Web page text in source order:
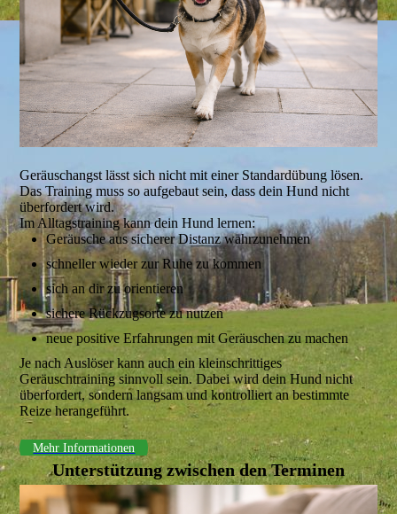
Geräuschangst lässt sich nicht mit einer Standardübung lösen.
Das Training muss so aufgebaut sein, dass dein Hund nicht
überfordert wird.
Im Alltagstraining kann dein Hund lernen:
Geräusche aus sicherer Distanz wahrzunehmen
schneller wieder zur Ruhe zu kommen
sich an dir zu orientieren
sichere Rückzugsorte zu nutzen
neue positive Erfahrungen mit Geräuschen zu machen
Je nach Auslöser kann auch ein kleinschrittiges
Geräuschtraining sinnvoll sein. Dabei wird dein Hund nicht
überfordert, sondern langsam und kontrolliert an bestimmte
Reize herangeführt.
Mehr Informationen
Unterstützung zwischen den Terminen